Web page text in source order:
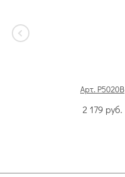
Арт. P5020B
2 179 руб.